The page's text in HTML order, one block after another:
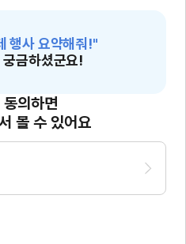
행사 요약해줘!"
금하셨군요!
의하면
볼 수 있어요